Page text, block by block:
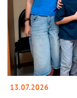
13.07.2026